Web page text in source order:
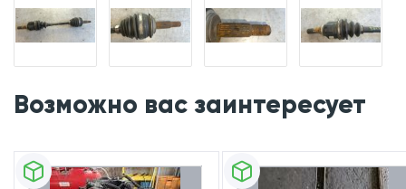
Возможно вас заинтересует